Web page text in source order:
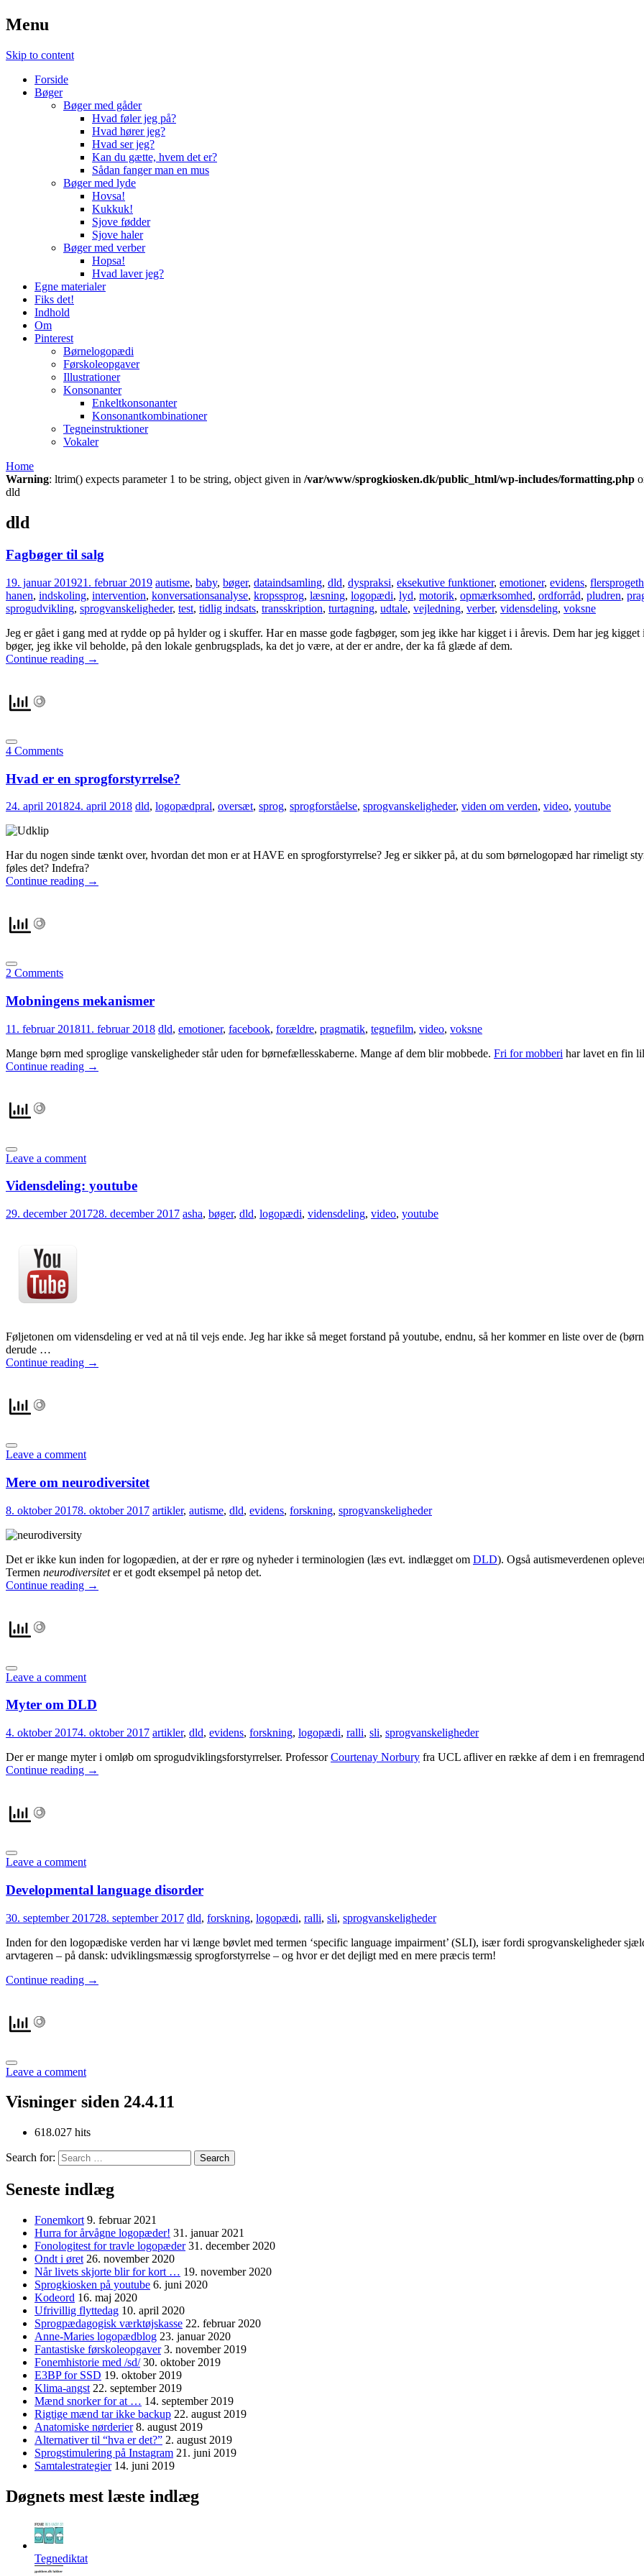
Menu
Skip to content
Forside
Bøger
Bøger med gåder
Hvad føler jeg på?
Hvad hører jeg?
Hvad ser jeg?
Kan du gætte, hvem det er?
Sådan fanger man en mus
Bøger med lyde
Hovsa!
Kukkuk!
Sjove fødder
Sjove haler
Bøger med verber
Hopsa!
Hvad laver jeg?
Egne materialer
Fiks det!
Indhold
Om
Pinterest
Børnelogopædi
Førskoleopgaver
Illustrationer
Konsonanter
Enkeltkonsonanter
Konsonantkombinationer
Tegneinstruktioner
Vokaler
Home
Warning: ltrim() expects parameter 1 to be string, object given in /var/www/sprogkiosken.dk/public_html/wp-includes/formatting.php
dld
dld
Fagbøger til salg
19. januar 201921. februar 2019 autisme, baby, bøger, dataindsamling, dld, dyspraksi, eksekutive funktioner, emotioner, evidens,
hanen, indskoling, intervention, konversationsanalyse, kropssprog, læsning, logopædi, lyd, motorik, opmærksomhed, ordforråd, pludren,
sprogudvikling, sprogvanskeligheder, test, tidlig indsats, transskription, turtagning, udtale, vejledning, verber, vidensdeling, voksne
Jeg er gået i gang med at rydde op på hylder og i skuffer. Har en masse gode fagbøger, som jeg ikke har kigget i i årevis. Dem har jeg kigget
bøger, jeg ikke vil beholde, på den lokale genbrugsplads, ka det jo være, at der er andre, der ka få glæde af dem.
Continue reading →
4 Comments
Hvad er en sprogforstyrrelse?
24. april 201824. april 2018 dld, logopædpral, oversæt, sprog, sprogforståelse, sprogvanskeligheder, viden om verden, video, youtube
Har du nogen sinde tænkt over, hvordan det mon er at HAVE en sprogforstyrrelse? Jeg er sikker på, at du som børnelogopæd har rimeligt
føles det? Indefra?
Continue reading →
2 Comments
Mobningens mekanismer
11. februar 201811. februar 2018 dld, emotioner, facebook, forældre, pragmatik, tegnefilm, video, voksne
Mange børn med sproglige vanskeligheder står uden for børnefællesskaberne. Mange af dem blir mobbede. Fri for mobberi har lavet en fin
Continue reading →
Leave a comment
Vidensdeling: youtube
29. december 201728. december 2017 asha, bøger, dld, logopædi, vidensdeling, video, youtube
Føljetonen om vidensdeling er ved at nå til vejs ende. Jeg har ikke så meget forstand på youtube, endnu, så her kommer en liste over de
derude …
Continue reading →
Leave a comment
Mere om neurodiversitet
8. oktober 20178. oktober 2017 artikler, autisme, dld, evidens, forskning, sprogvanskeligheder
Det er ikke kun inden for logopædien, at der er røre og nyheder i terminologien (læs evt. indlægget om DLD). Også autismeverdenen
Termen neurodiversiteter et godt eksempel på netop det.
Continue reading →
Leave a comment
Myter om DLD
4. oktober 20174. oktober 2017 artikler, dld, evidens, forskning, logopædi, ralli, sli, sprogvanskeligheder
Der er mange myter i omløb om sprogudviklingsforstyrrelser. ProfessorCourtenay Norbury fra UCL afliver en række af dem i en
Continue reading →
Leave a comment
Developmental language disorder
30. september 201728. september 2017 dld, forskning, logopædi, ralli, sli, sprogvanskeligheder
Inden for den logopædiske verden har vi længe bøvlet med termen ‘specific language impairment’ (SLI), især fordi sprogvanskeligheder
arvtageren – på dansk: udviklingsmæssig sprogforstyrrelse – og hvor er det dejligt med en mere præcis term!
Continue reading →
Leave a comment
Visninger siden 24.4.11
618.027 hits
Search for:
Seneste indlæg
Fonemkort 9. februar 2021
Hurra for årvågne logopæder! 31. januar 2021
Fonologitest for travle logopæder 31. december 2020
Ondt i øret 26. november 2020
Når livets skjorte blir for kort … 19. november 2020
Sprogkiosken på youtube 6. juni 2020
Kodeord 16. maj 2020
Ufrivillig flyttedag 10. april 2020
Sprogpædagogisk værktøjskasse 22. februar 2020
Anne-Maries logopædblog 23. januar 2020
Fantastiske førskoleopgaver 3. november 2019
Fonemhistorie med /sd/ 30. oktober 2019
E3BP for SSD 19. oktober 2019
Klima-angst 22. september 2019
Mænd snorker for at … 14. september 2019
Rigtige mænd tar ikke backup 22. august 2019
Anatomiske nørderier 8. august 2019
Alternativer til “hva er det?” 2. august 2019
Sprogstimulering på Instagram 21. juni 2019
Samtalestrategier 14. juni 2019
Døgnets mest læste indlæg
Tegnediktat